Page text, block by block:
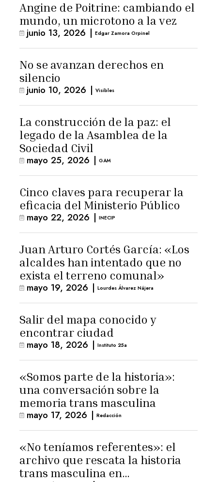
Angine de Poitrine: cambiando el
mundo, un microtono a la vez
junio 13, 2026 | Edgar Zamora Orpinel
No se avanzan derechos en
silencio
junio 10, 2026 | Visibles
La construcción de la paz: el
legado de la Asamblea de la
Sociedad Civil
mayo 25, 2026 | GAM
Cinco claves para recuperar la
eficacia del Ministerio Público
mayo 22, 2026 | INECIP
Juan Arturo Cortés García: «Los
alcaldes han intentado que no
exista el terreno comunal»
mayo 19, 2026 | Lourdes Álvarez Nájera
Salir del mapa conocido y
encontrar ciudad
mayo 18, 2026 | Instituto 25a
«Somos parte de la historia»:
una conversación sobre la
memoria trans masculina
mayo 17, 2026 | Redacción
«No teníamos referentes»: el
archivo que rescata la historia
trans masculina en